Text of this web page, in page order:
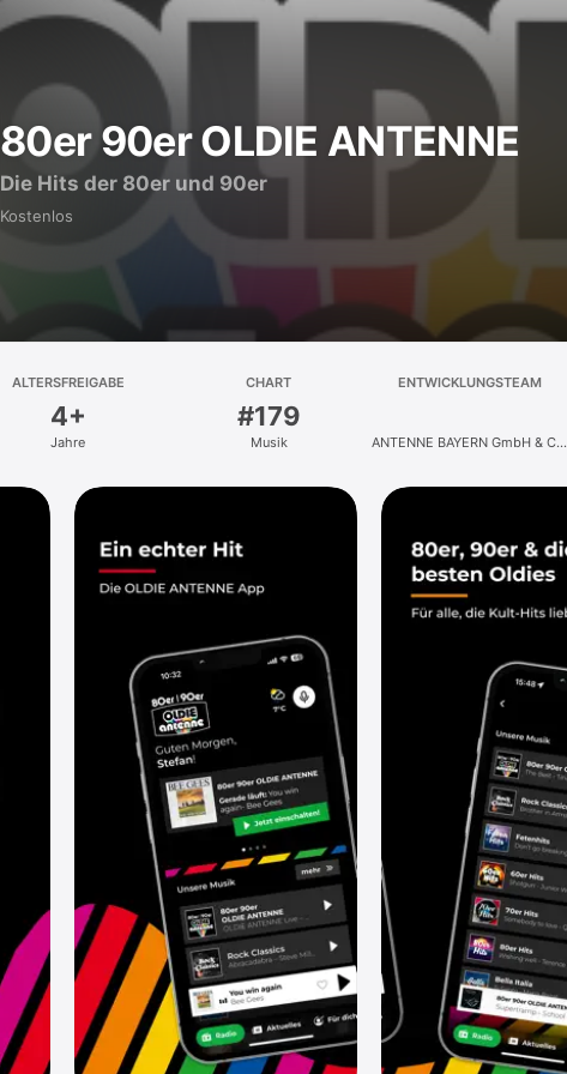
80er 90er OLDIE ANTENNE
Die Hits der 80er und 90er
Kostenlos
ALTERSFREIGABE
4+
Jahre
CHART
#179
Musik
ENTWICKLUNGSTEAM
ANTENNE BAYERN GmbH & Co.